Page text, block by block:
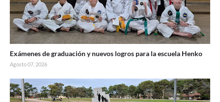
Exámenes de graduación y nuevos logros para la escuela Henko
Agosto 07, 2026